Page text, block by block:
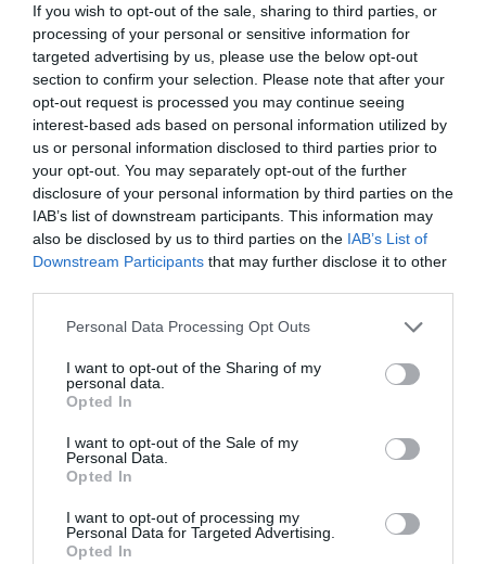
If you wish to opt-out of the sale, sharing to third parties, or
processing of your personal or sensitive information for
targeted advertising by us, please use the below opt-out
section to confirm your selection. Please note that after your
opt-out request is processed you may continue seeing
interest-based ads based on personal information utilized by
us or personal information disclosed to third parties prior to
your opt-out. You may separately opt-out of the further
disclosure of your personal information by third parties on the
IAB’s list of downstream participants. This information may
also be disclosed by us to third parties on the IAB’s List of
Downstream Participants that may further disclose it to other
Please note that this website/app uses one or more Google
not limited to your visit or usage behaviour. You may click to
grant or deny consent to Google and its third-party tags to
use your data for below specified purposes in below Google
consent section.
Personal Data Processing Opt Outs
I want to opt-out of the Sharing of my
personal data.
Opted In
I want to opt-out of the Sale of my
Personal Data.
Opted In
I want to opt-out of processing my
Personal Data for Targeted Advertising.
Opted In
Stop Eating These 3 Foods That Are Known to
Cause Parasites
11 h 14 min